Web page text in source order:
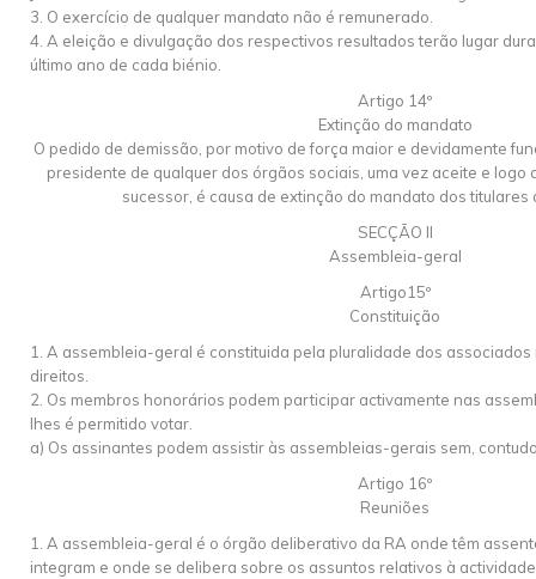
3. O exercício de qualquer mandato não é remunerado.
4. A eleição e divulgação dos respectivos resultados terão lugar
último ano de cada biénio.
Artigo 14º
Extinção do mandato
O pedido de demissão, por motivo de força maior e devidamente
presidente de qualquer dos órgãos sociais, uma vez aceite e logo
sucessor, é causa de extinção do mandato dos titulares
SECÇÃO II
Assembleia-geral
Artigo15º
Constituição
1. A assembleia-geral é constituida pela pluralidade dos
direitos.
2. Os membros honorários podem participar activamente nas
lhes é permitido votar.
a) Os assinantes podem assistir às assembleias-gerais sem,
Artigo 16º
Reuniões
1. A assembleia-geral é o órgão deliberativo da RA onde têm
integram e onde se delibera sobre os assuntos relativos à